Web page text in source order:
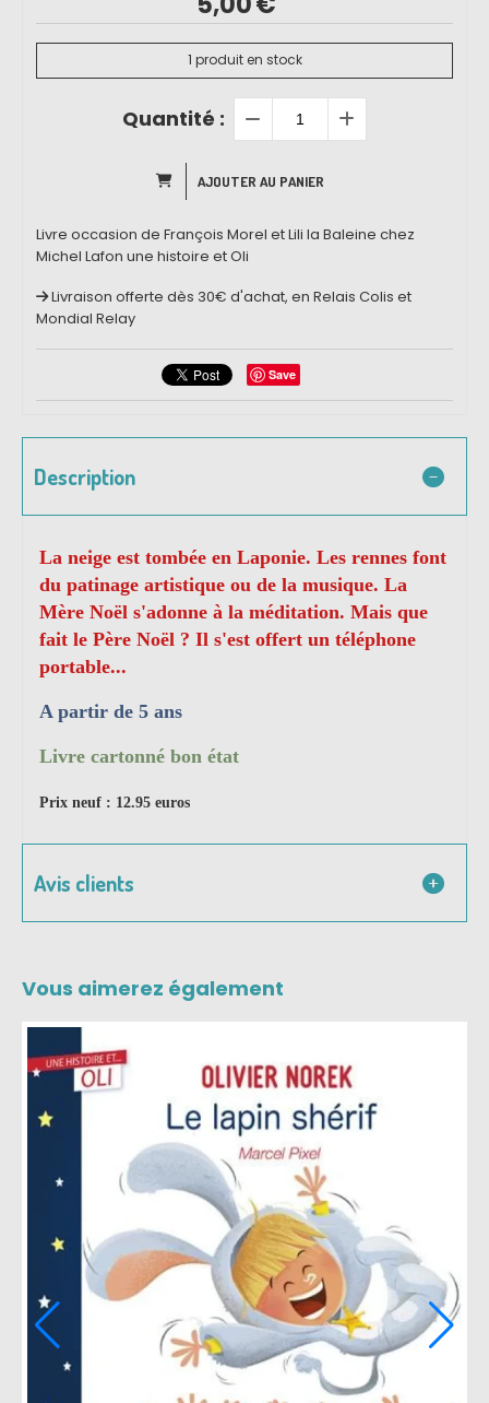
1 produit en stock
Quantité :
AJOUTER AU PANIER
Livre occasion de François Morel et Lili la Baleine chez
Michel Lafon une histoire et Oli
Livraison offerte dès 30€ d'achat, en Relais Colis et
Mondial Relay
Save
Description
La neige est tombée en Laponie. Les rennes font
du patinage artistique ou de la musique. La
Mère Noël s'adonne à la méditation. Mais que
fait le Père Noël ? Il s'est offert un téléphone
portable...
A partir de 5 ans
Livre cartonné bon état
Prix neuf : 12.95 euros
Avis clients
Vous aimerez également